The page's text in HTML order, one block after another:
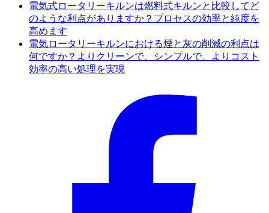
電気式ロータリーキルンは燃料式キルンと比較してど
のような利点がありますか？プロセスの効率と純度を
高めます
電気ロータリーキルンにおける煙と灰の削減の利点は
何ですか？よりクリーンで、シンプルで、よりコスト
効率の高い処理を実現